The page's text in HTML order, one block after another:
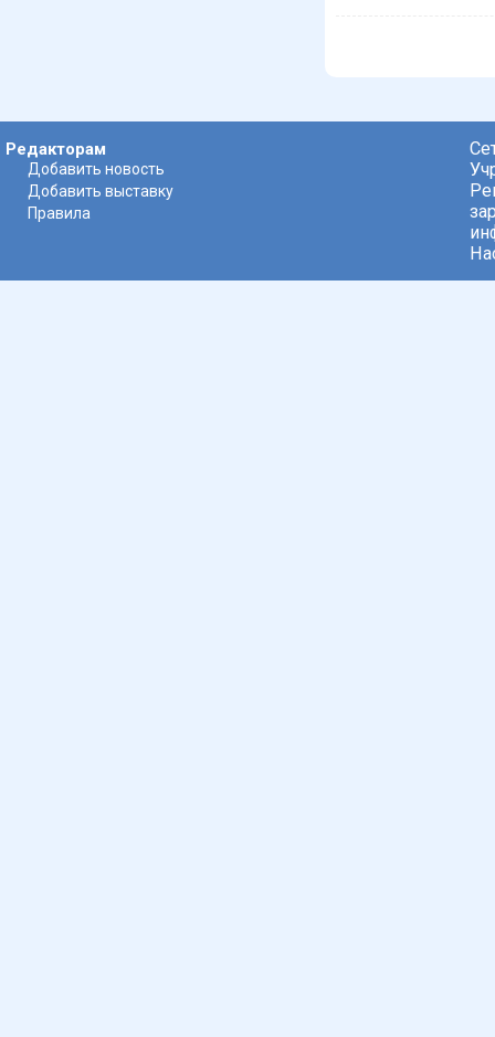
Редакторам
Добавить новость
Добавить выставку
Правила